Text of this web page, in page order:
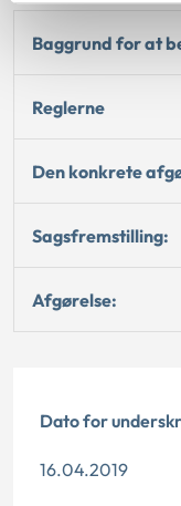
Baggrund for at
Reglerne
Den konkrete
Sagsfremstilling:
Afgørelse:
Dato for
16.04.2019